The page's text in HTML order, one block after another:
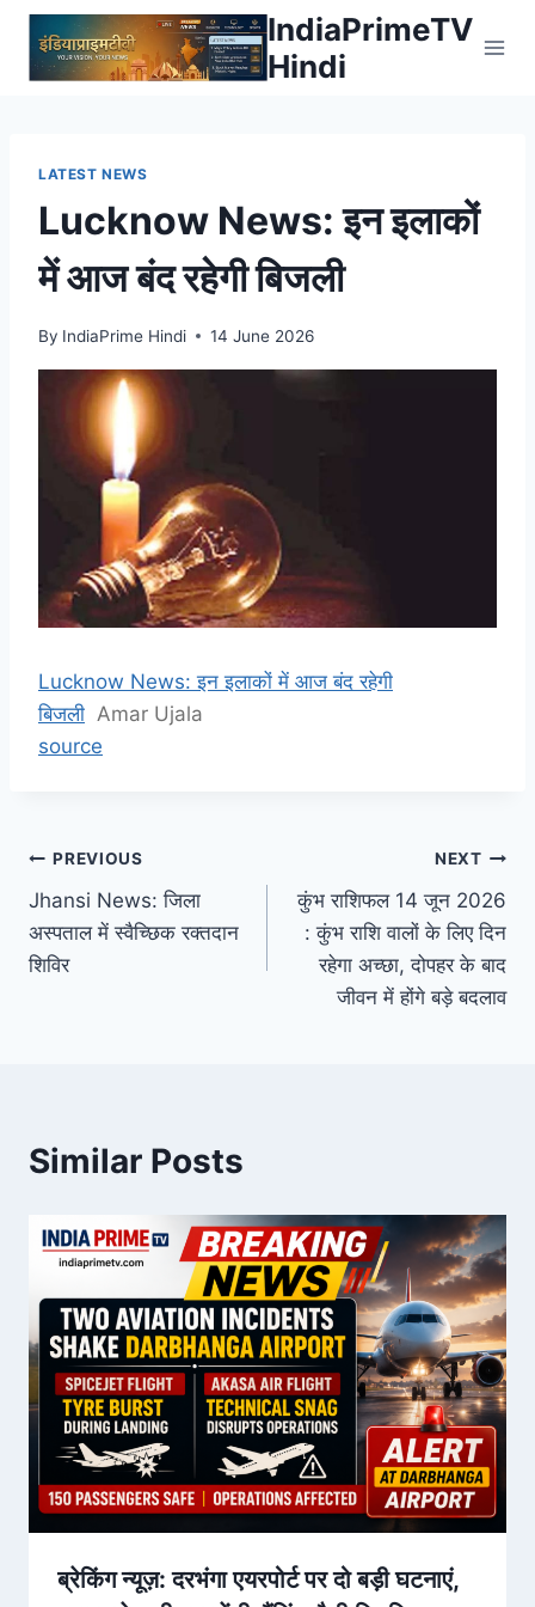
Skip
content
IndiaPrimeTV
Hindi
LATEST NEWS
Lucknow News: इन इलाकों
में आज बंद रहेगी बिजली
By IndiaPrime Hindi 14 June 2026
Lucknow News: इन इलाकों में आज बंद रहेगी
बिजली Amar Ujala
source
Post
navigation
PREVIOUS
Jhansi News: जिला
अस्पताल में स्वैच्छिक रक्तदान
शिविर
NEXT
कुंभ राशिफल 14 जून 2026
: कुंभ राशि वालों के लिए दिन
रहेगा अच्छा, दोपहर के बाद
जीवन में होंगे बड़े बदलाव
Similar Posts
ब्रेकिंग न्यूज़: दरभंगा एयरपोर्ट पर दो बड़ी घटनाएं,